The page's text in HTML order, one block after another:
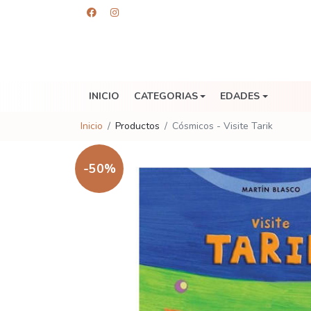
INICIO CATEGORIAS EDADES
Inicio Productos Cósmicos - Visite Tarik
-50%